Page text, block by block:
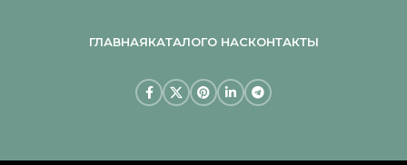
ГЛАВНАЯКАТАЛОГО НАСКОНТАКТЫ